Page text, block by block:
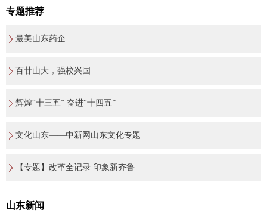
专题推荐
最美山东药企
百廿山大，强校兴国
辉煌“十三五” 奋进“十四五”
文化山东——中新网山东文化专题
【专题】改革全记录 印象新齐鲁
山东新闻